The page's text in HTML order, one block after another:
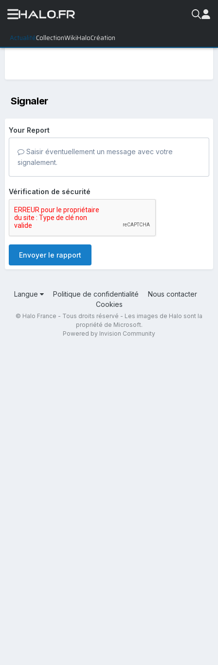
ActualitéCollectionWikiHaloCréation
Signaler
Your Report
Saisir éventuellement un message avec votre
signalement.
Vérification de sécurité
Envoyer le rapport
Langue Politique de confidentialité
Nous contacter
Cookies
© Halo France - Tous droits réservé - Les images de Halo sont la
propriété de Microsoft.
Powered by Invision Community